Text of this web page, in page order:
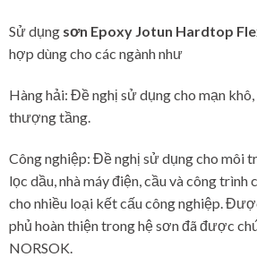
Sử dụng sơn Epoxy Jotun Hardtop
hợp dùng cho các ngành như
Hàng hải: Đề nghị sử dụng cho mạn
thượng tầng.
Công nghiệp: Đề nghị sử dụng cho môi
lọc dầu, nhà máy điện, cầu và công trình
cho nhiều loại kết cấu công nghiệp.
phủ hoàn thiện trong hệ sơn đã được
NORSOK.